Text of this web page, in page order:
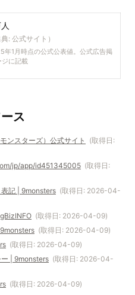
典:公式サイト ）
年1月時点の公式公表値。公式広告掲
ジに記載
ス
ンスターズ）公式サイト
(取得日:
jp/app/id451345005 (取得日:
記 | 9monsters (取得日: 2026-04-
(取得日: 2026-04-09)
(取得日: 2026-04-09)
(取得日: 2026-04-09)
| 9monsters (取得日: 2026-04-
(取得日: 2026-04-09)